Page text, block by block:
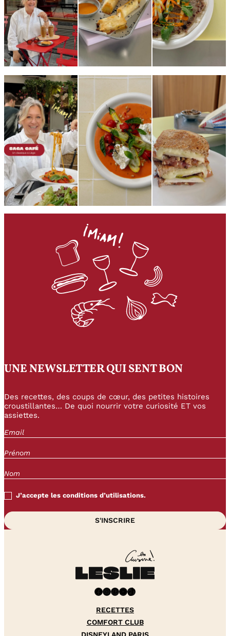
UNE NEWSLETTER QUI SENT BON
Des recettes, des coups de cœur, des petites histoires
croustillantes… De quoi nourrir votre curiosité ET vos
assiettes.
J’accepte les conditions d’utilisations.
Facebook InstagramPinterest YouTube TikTok
RECETTES
COMFORT CLUB